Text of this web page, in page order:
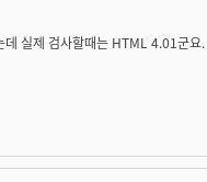
데 실제 검사할때는 HTML 4.01군요.